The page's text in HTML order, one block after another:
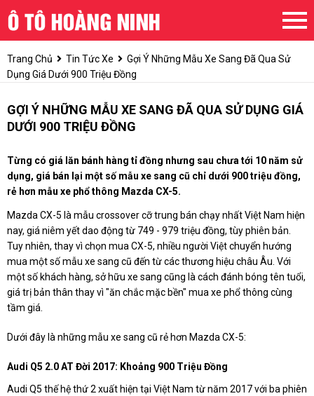
Trang Chủ Tin Tức Xe
Gợi Ý Những Mẫu Xe Sang Đã Qua Sử
Dụng Giá Dưới 900 Triệu Đồng
GỢI Ý NHỮNG MẪU XE SANG ĐÃ QUA SỬ DỤNG GIÁ
DƯỚI 900 TRIỆU ĐỒNG
Từng có giá lăn bánh hàng tỉ đồng nhưng sau chưa tới 10 năm sử
dụng, giá bán lại một số mẫu xe sang cũ chỉ dưới 900 triệu đồng,
rẻ hơn mẫu xe phổ thông Mazda CX-5.
Mazda CX-5 là mẫu crossover cỡ trung bán chạy nhất Việt Nam hiện
nay, giá niêm yết dao động từ 749 - 979 triệu đồng, tùy phiên bản.
Tuy nhiên, thay vì chọn mua CX-5, nhiều người Việt chuyển hướng
mua một số mẫu xe sang cũ đến từ các thương hiệu châu Âu. Với
một số khách hàng, sở hữu xe sang cũng là cách đánh bóng tên tuổi,
giá trị bản thân thay vì "ăn chắc mặc bền" mua xe phổ thông cùng
tầm giá.
Dưới đây là những mẫu xe sang cũ rẻ hơn Mazda CX-5:
Audi Q5 2.0 AT Đời 2017: Khoảng 900 Triệu Đồng
Audi Q5 thế hệ thứ 2 xuất hiện tại Việt Nam từ năm 2017 với ba phiên